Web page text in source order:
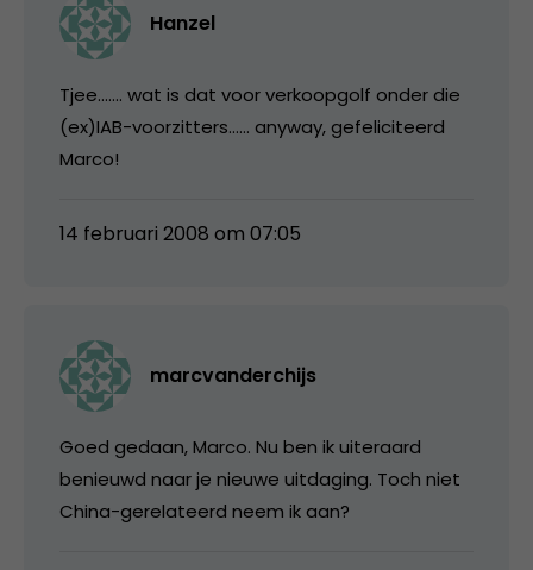
Hanzel
Tjee……. wat is dat voor verkoopgolf onder die
(ex)IAB-voorzitters…… anyway, gefeliciteerd
Marco!
14 februari 2008 om 07:05
marcvanderchijs
Goed gedaan, Marco. Nu ben ik uiteraard
benieuwd naar je nieuwe uitdaging. Toch niet
China-gerelateerd neem ik aan?